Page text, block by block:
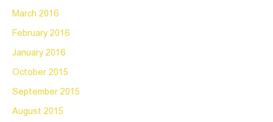
March 2016
February 2016
January 2016
October 2015
September 2015
August 2015